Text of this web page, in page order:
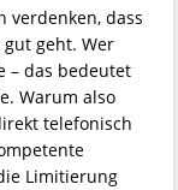
verdenken, dass
geht. Wer
– das bedeutet
Warum also
telefonisch
Limitierung